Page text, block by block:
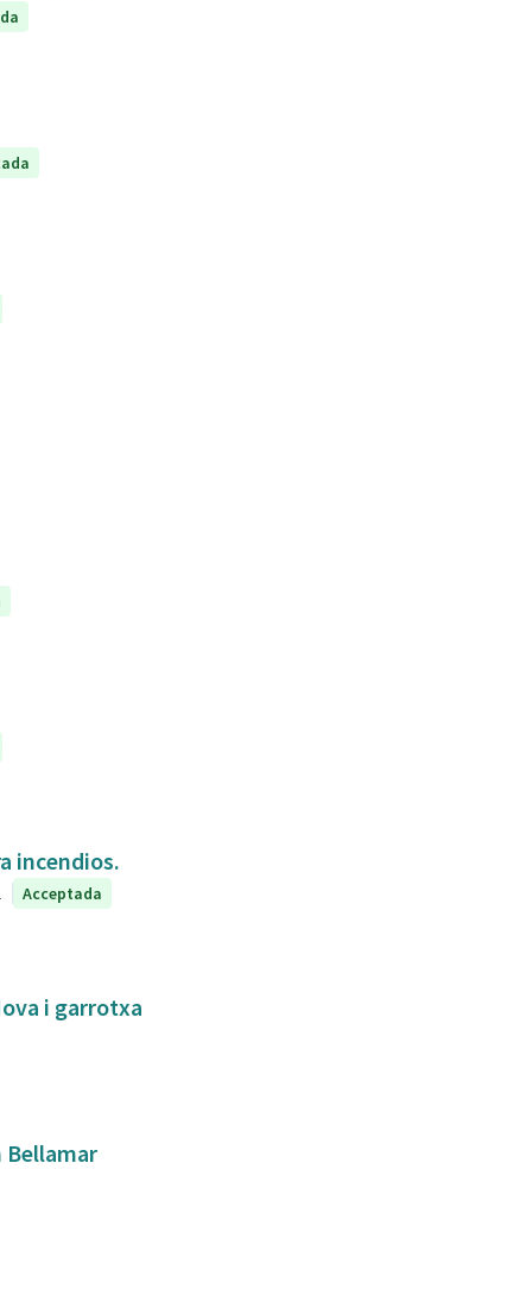
incendios.
Acceptada
i garrotxa
Bellamar